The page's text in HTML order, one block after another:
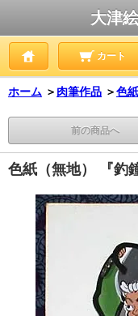
大津
カート
ホーム ＞ 肉筆作品 ＞色紙
前の商品へ
色紙（無地） 『釣